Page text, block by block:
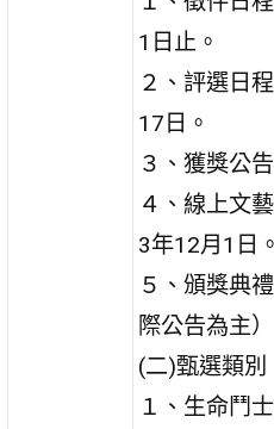
1日止。
２、評選日
17日。
３、獲獎公
４、線上文
3年12月1日。
５、頒獎典
際公告為主）
(二)甄選類別
１、生命鬥